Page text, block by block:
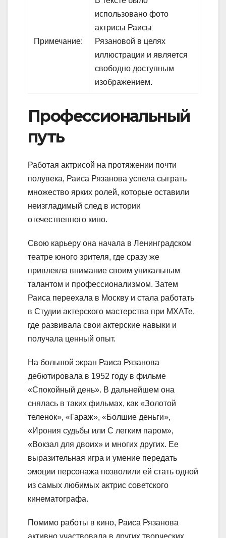
Примечание:
использовано фото
актрисы Раисы
Рязановой в целях
иллюстрации и является
свободно доступным
изображением.
Профессиональный
путь
Работая актрисой на протяжении почти
полувека, Раиса Рязанова успела сыграть
множество ярких ролей, которые оставили
неизгладимый след в истории
отечественного кино.
Свою карьеру она начала в Ленинградском
театре юного зрителя, где сразу же
привлекла внимание своим уникальным
талантом и профессионализмом. Затем
Раиса переехала в Москву и стала работать
в Студии актерского мастерства при МХАТе,
где развивала свои актерские навыки и
получала ценный опыт.
На большой экран Раиса Рязанова
дебютировала в 1952 году в фильме
«Спокойный день». В дальнейшем она
снялась в таких фильмах, как «Золотой
теленок», «Гараж», «Болшие деньги»,
«Ирония судьбы или С легким паром»,
«Вокзал для двоих» и многих других. Ее
выразительная игра и умение передать
эмоции персонажа позволили ей стать одной
из самых любимых актрис советского
кинематографа.
Помимо работы в кино, Раиса Рязанова